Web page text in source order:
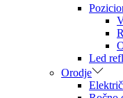
Led
Orodje